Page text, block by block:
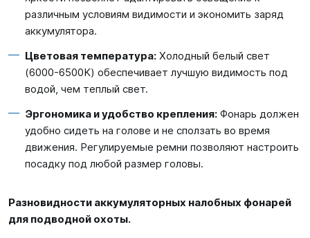
различным условиям видимости и экономить заряд
аккумулятора.
Цветовая температура: Холодный белый свет
(6000-6500K) обеспечивает лучшую видимость под
водой, чем теплый свет.
Эргономика и удобство крепления: Фонарь должен
удобно сидеть на голове и не сползать во время
движения. Регулируемые ремни позволяют настроить
посадку под любой размер головы.
Разновидности аккумуляторных налобных фонарей
для подводной охоты.